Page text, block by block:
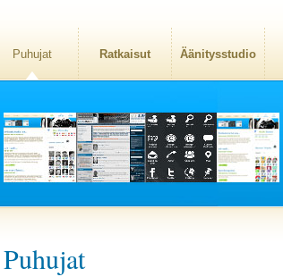
Puhujat Ratkaisut Äänitysstudio
Puhujat